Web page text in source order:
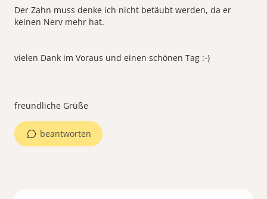
Der Zahn muss denke ich nicht betäubt werden, da er
keinen Nerv mehr hat.
vielen Dank im Voraus und einen schönen Tag :-)
beantworten